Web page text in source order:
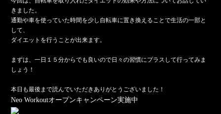
きました。
通勤や車を使っていた時間を少し自転車に置き換えることで生活の一部と
して、
ダイエットを行うことが出来ます。
まずは、一日１５分からでも良いので日々の習慣にプラスして行ってみま
しょう！
本日も最後まで読んでいただきありがとうございました！
Neo Workoutオープンキャンペーン実施中